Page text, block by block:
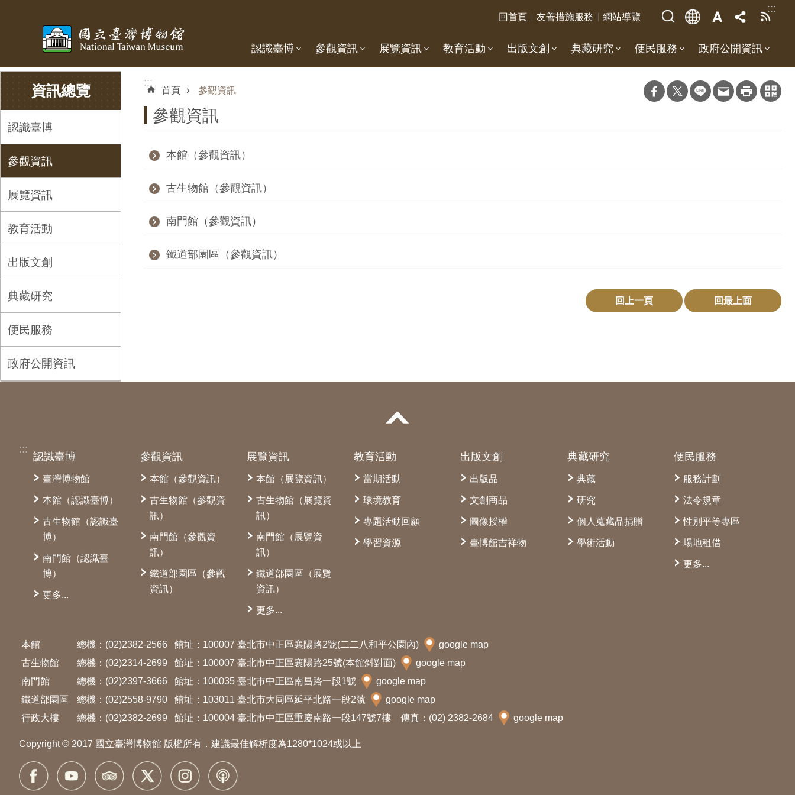
:::
回首頁 友善措施服務 網站導覽
認識臺博 參觀資訊 展覽資訊 教育活動 出版文創 典藏研究 便民服務 政府公開資訊
資訊總覽
認識臺博
參觀資訊
展覽資訊
教育活動
出版文創
典藏研究
便民服務
政府公開資訊
:::
首頁 參觀資訊
參觀資訊
本館（參觀資訊）
古生物館（參觀資訊）
南門館（參觀資訊）
鐵道部園區（參觀資訊）
回上一頁 回最上面
:::
認識臺博
臺灣博物館
本館（認識臺博）
古生物館（認識臺
博）
南門館（認識臺
博）
更多...
參觀資訊
本館（參觀資訊）
古生物館（參觀資
訊）
南門館（參觀資
訊）
鐵道部園區（參觀
資訊）
展覽資訊
本館（展覽資訊）
古生物館（展覽資
訊）
南門館（展覽資
訊）
鐵道部園區（展覽
資訊）
更多...
教育活動
當期活動
環境教育
專題活動回顧
學習資源
出版文創
出版品
文創商品
圖像授權
臺博館吉祥物
典藏研究
典藏
研究
個人蒐藏品捐贈
學術活動
便民服務
服務計劃
法令規章
性別平等專區
場地租借
更多...
本館 總機：(02)2382-2566 館址：100007 臺北市中正區襄陽路2號(二二八和平公園內)
google map
古生物館
總機：(02)2314-2699 館址：100007 臺北市中正區襄陽路25號(本館斜對面)
google map
南門館
總機：(02)2397-3666 館址：100035 臺北市中正區南昌路一段1號
google map
鐵道部園區
總機：(02)2558-9790 館址：103011 臺北市大同區延平北路一段2號
google map
行政大樓
總機：(02)2382-2699 館址：100004 臺北市中正區重慶南路一段147號7樓 傳真：(02) 2382-2684 google map
Copyright © 2017 國立臺灣博物館 版權所有．建議最佳解析度為1280*1024或以上